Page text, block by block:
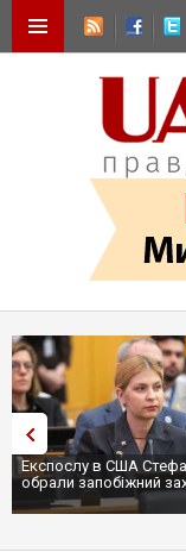
Експослу в США
обрали запобіжний